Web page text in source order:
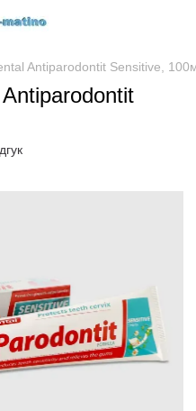
Antiparodontit Sensitive,